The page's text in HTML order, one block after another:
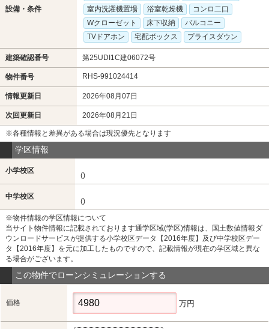
設備・条件
室内洗濯機置場
浴室乾燥機
コンロ二口
Wクローゼット
床下収納
バルコニー
TVドアホン
宅配ボックス プライスダウン
建築確認番号 第25UDI1C建06072号
物件番号 RHS-991024414
情報更新日 2026年08月07日
次回更新日 2026年08月21日
※各種情報と差異がある場合は現況優先となります
学区情報
小学校区
()
中学校区
()
※物件情報の学区情報について
当サイト物件情報に記載されております通学区域(学区)情報は、国土数値情報ダ
ウンロードサービスが提供する小学校区データ【2016年度】及び中学校区デー
タ【2016年度】を元に加工したものですので、記載情報が現在の学区域と異な
る場合がございます。
この物件でローンシミュレーションする
価格 万円